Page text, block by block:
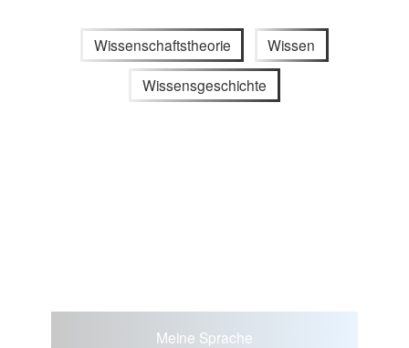
Wissenschaftstheorie Wissen
Wissensgeschichte
Meine Sprache